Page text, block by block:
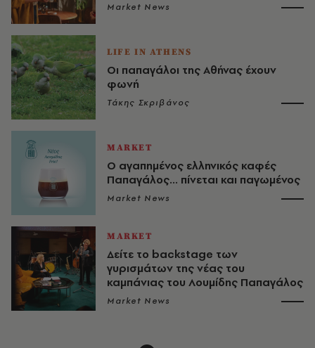
Market News
LIFE IN ATHENS
Οι παπαγάλοι της Αθήνας έχουν
φωνή
Τάκης Σκριβάνος
MARKET
Ο αγαπημένος ελληνικός καφές
Παπαγάλος... πίνεται και παγωμένος
Market News
MARKET
Δείτε το backstage των
γυρισμάτων της νέας του
καμπάνιας του Λουμίδης Παπαγάλος
Market News